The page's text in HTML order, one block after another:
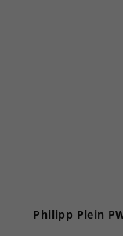
Philipp Plein